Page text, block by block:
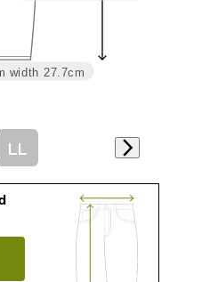
width 27.7cm
LL